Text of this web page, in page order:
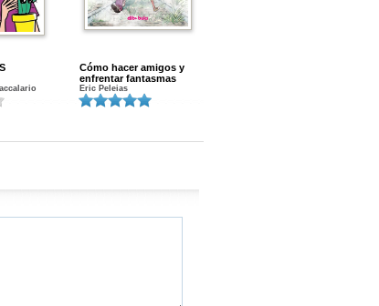
Cómo hacer amigos y
enfrentar fantasmas
Eric Peleias